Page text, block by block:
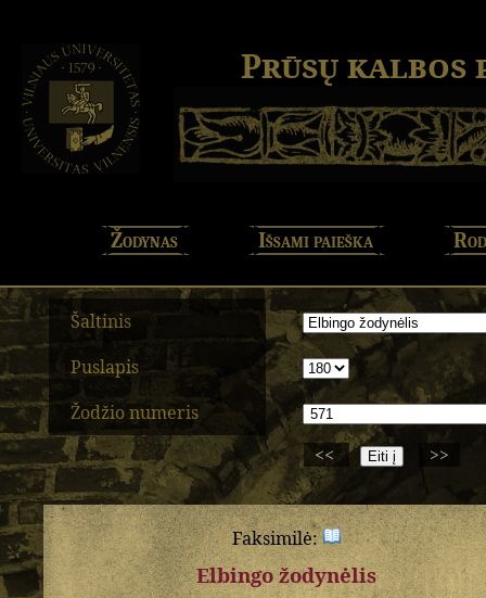
Prūsų kalbos
Žodynas Išsami paieška
Šaltinis
Puslapis
Žodžio numeris
<<
>>
Faksimilė:
Elbingo žodynėlis